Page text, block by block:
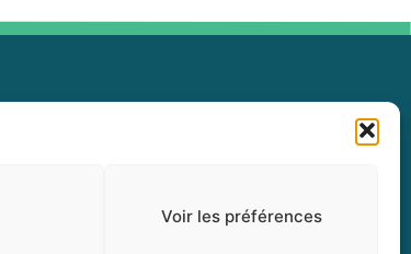
Voir les préférences